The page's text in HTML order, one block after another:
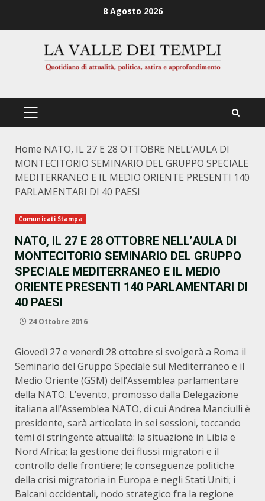
8 Agosto 2026
PRIMÄRES
Home NATO, IL 27 E 28 OTTOBRE NELL’AULA DI
MONTECITORIO SEMINARIO DEL GRUPPO SPECIALE
MEDITERRANEO E IL MEDIO ORIENTE PRESENTI 140
PARLAMENTARI DI 40 PAESI
Comunicati Stampa
NATO, IL 27 E 28 OTTOBRE NELL’AULA DI
MONTECITORIO SEMINARIO DEL GRUPPO
SPECIALE MEDITERRANEO E IL MEDIO
ORIENTE PRESENTI 140 PARLAMENTARI DI
40 PAESI
24 Ottobre 2016
Giovedì 27 e venerdì 28 ottobre si svolgerà a Roma il
Seminario del Gruppo Speciale sul Mediterraneo e il
Medio Oriente (GSM) dell’Assemblea parlamentare
della NATO. L’evento, promosso dalla Delegazione
italiana all’Assemblea NATO, di cui Andrea Manciulli è
presidente, sarà articolato in sei sessioni, toccando
temi di stringente attualità: la situazione in Libia e
Nord Africa; la gestione dei flussi migratori e il
controllo delle frontiere; le conseguenze politiche
della crisi migratoria in Europa e negli Stati Uniti; i
Balcani occidentali, nodo strategico fra la regione